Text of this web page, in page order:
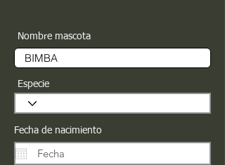
Nombre mascota
Especie
Fecha de nacimiento